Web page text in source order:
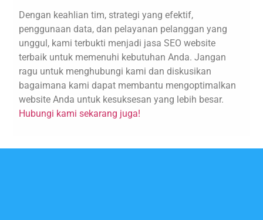
Dengan keahlian tim, strategi yang efektif,
penggunaan data, dan pelayanan pelanggan yang
unggul, kami terbukti menjadi jasa SEO website
terbaik untuk memenuhi kebutuhan Anda. Jangan
ragu untuk menghubungi kami dan diskusikan
bagaimana kami dapat membantu mengoptimalkan
website Anda untuk kesuksesan yang lebih besar.
Hubungi kami sekarang juga!